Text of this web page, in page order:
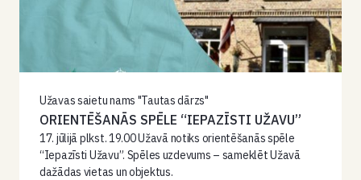
Užavas saietu nams "Tautas dārzs"
ORIENTĒŠANĀS SPĒLE “IEPAZĪSTI UŽAVU”
17. jūlijā plkst. 19.00 Užavā notiks orientēšanās spēle
“Iepazīsti Užavu”. Spēles uzdevums – sameklēt Užavā
dažādas vietas un objektus.